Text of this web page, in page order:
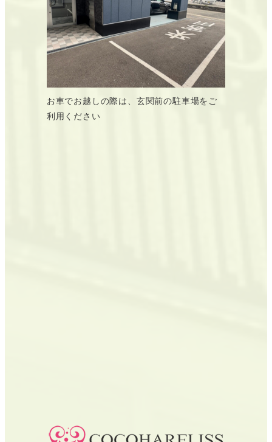
お車でお越しの際は、玄関前の駐車場をご
利用ください